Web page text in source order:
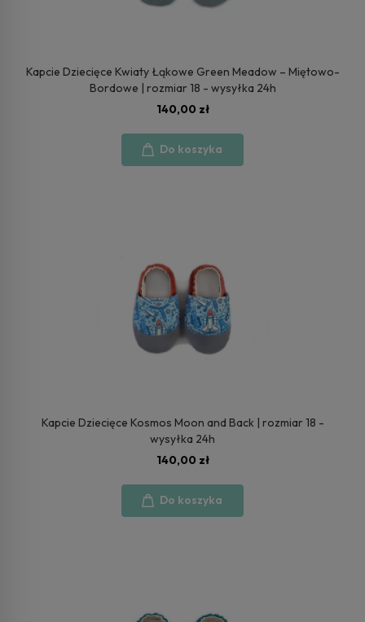
Kapcie Dziecięce Kwiaty Łąkowe Green Meadow – Miętowo-
Bordowe | rozmiar 18 - wysyłka 24h
140,00 zł
Do koszyka
Kapcie Dziecięce Kosmos Moon and Back | rozmiar 18 -
wysyłka 24h
140,00 zł
Do koszyka